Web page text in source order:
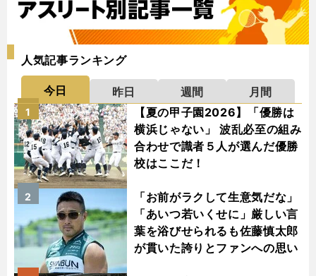
人気記事ランキング
今日 昨日 週間
月間
【夏の甲子園2026】「優勝は
横浜じゃない」 波乱必至の組み
合わせで識者５人が選んだ優勝
校はここだ！
1
「お前がラクして生意気だな」
「あいつ若いくせに」厳しい言
葉を浴びせられるも佐藤慎太郎
が貫いた誇りとファンへの思い
2